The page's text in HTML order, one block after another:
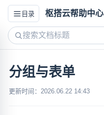
目录 枢搭云帮助中心
分组与表单
更新时间：2026.06.22 14:43